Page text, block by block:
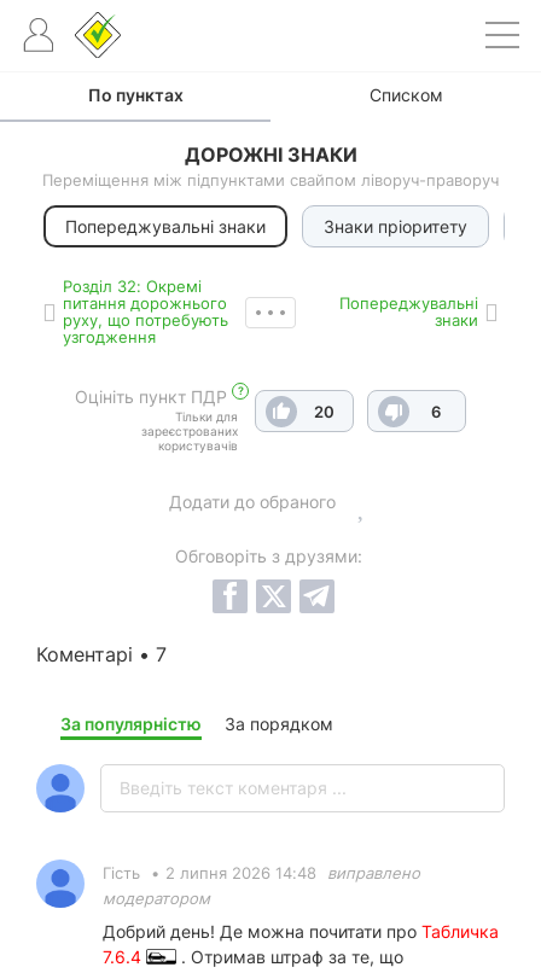
По пунктах Списком
ДОРОЖНІ ЗНАКИ
Переміщення між підпунктами свайпом ліворуч-праворуч
Попереджувальні знаки Знаки пріоритету
Роздiл 32: Окремі
питання дорожнього
руху, що потребують
узгодження
Попереджувальні
знаки
Оцініть пункт ПДР ?
Тільки для
зареєстрованих
користувачів
20 6
Додати до обраного
Обговоріть з друзями:
Коментарі • 7
За популярністю За порядком
Гість • 2 липня 2026 14:48
виправлено
модератором
Добрий день! Де можна почитати про Табличка
7.6.4
. Отримав штраф за те, що